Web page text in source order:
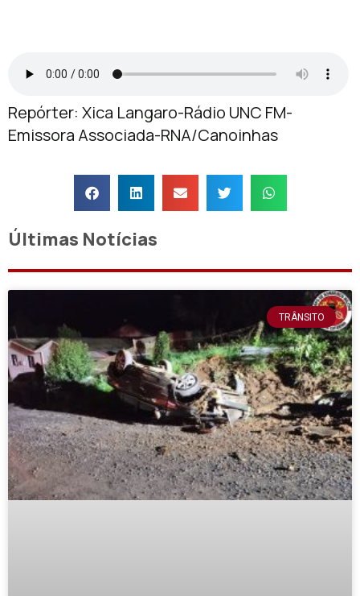
Repórter: Xica Langaro-Rádio UNC FM-
Emissora Associada-RNA/Canoinhas
Últimas Notícias
TRÂNSITO